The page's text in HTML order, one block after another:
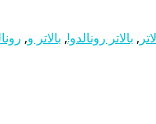
, بالاتر رونالدو!, بالاتر و,